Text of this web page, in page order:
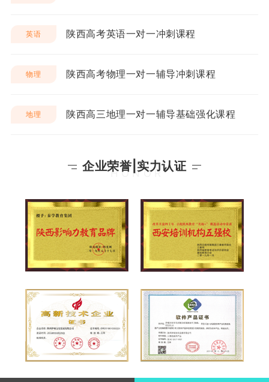
英语 陕西高考英语一对一冲刺课程
物理 陕西高考物理一对一辅导冲刺课程
地理 陕西高三地理一对一辅导基础强化课程
企业荣誉|实力认证
HONOR